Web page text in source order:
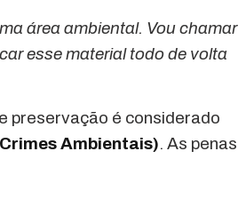
área ambiental. Vou chamar
esse material todo de volta
preservação é considerado
Ambientais). As penas